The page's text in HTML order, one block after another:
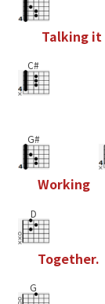
Talking it
C#
G#
Working
D
Together.
G